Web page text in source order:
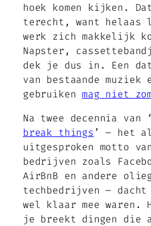
hoek komen kijken.
terecht, want
werk zich makkelijk
Napster,
dek je dus in. Een
van bestaande
gebruiken mag niet
Na twee decennia van ‘
break things ’ – het
uitgesproken motto
bedrijven zoals
AirBnB en andere
techbedrijven –
wel klaar mee
je breekt dingen die